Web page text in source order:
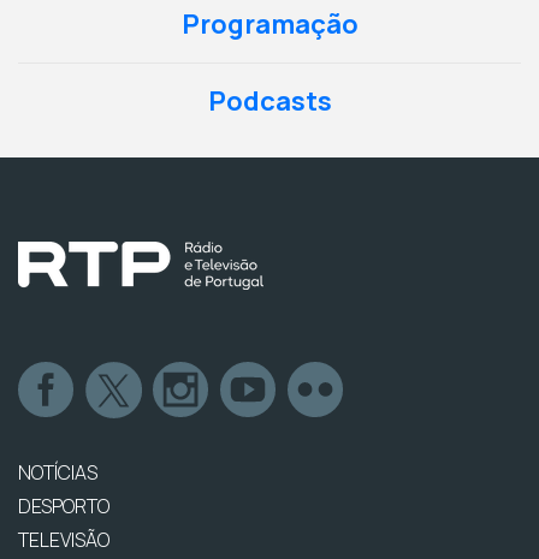
Programação
Podcasts
NOTÍCIAS
DESPORTO
TELEVISÃO